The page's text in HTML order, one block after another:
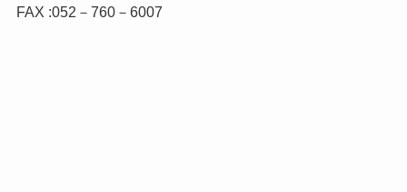
FAX :052－760－6007